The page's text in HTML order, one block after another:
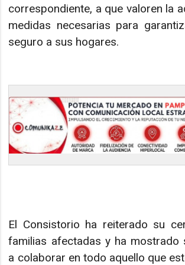
correspondiente, a que valoren la
medidas necesarias para
seguro a sus hogares.
El Consistorio ha reiterado su
familias afectadas y ha mostrado
a colaborar en todo aquello que